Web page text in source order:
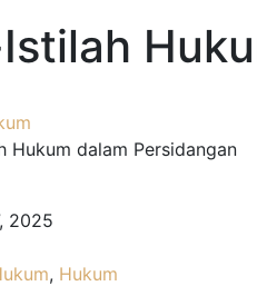
Hukum dalam Persidangan
2025
, Hukum